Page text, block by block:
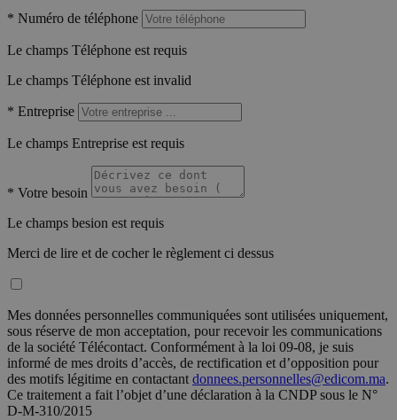
* Numéro de téléphone
Le champs Téléphone est requis
Le champs Téléphone est invalid
* Entreprise
Le champs Entreprise est requis
* Votre besoin
Le champs besion est requis
Merci de lire et de cocher le règlement ci dessus
Mes données personnelles communiquées sont utilisées uniquement,
sous réserve de mon acceptation, pour recevoir les communications
de la société Télécontact. Conformément à la loi 09-08, je suis
informé de mes droits d’accès, de rectification et d’opposition pour
des motifs légitime en contactant donnees.personnelles@edicom.ma.
Ce traitement a fait l’objet d’une déclaration à la CNDP sous le N°
D-M-310/2015